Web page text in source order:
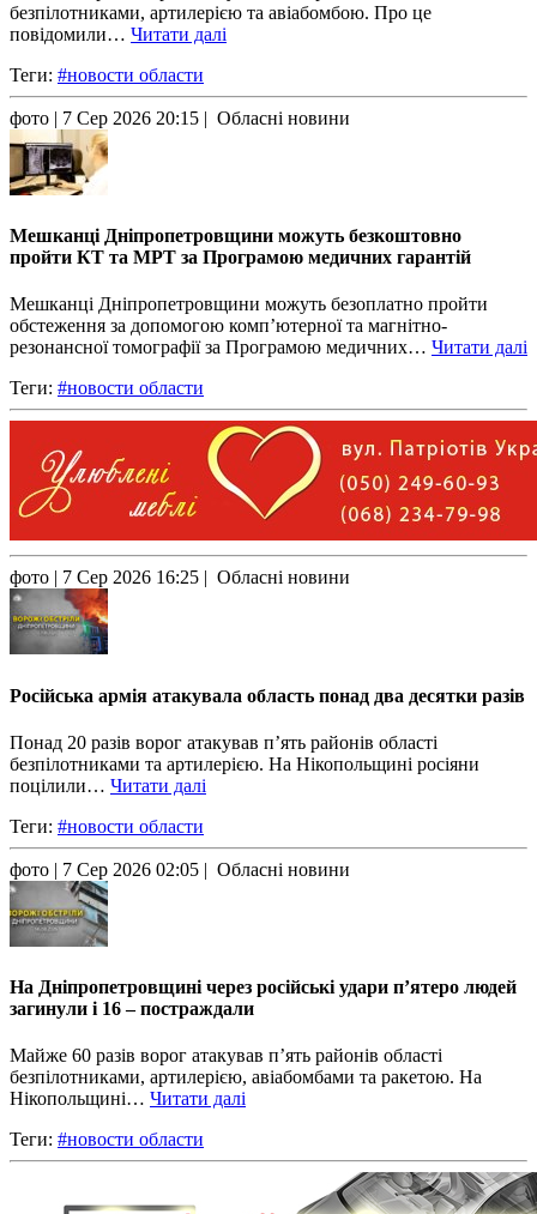
безпілотниками, артилерією та авіабомбою. Про це
повідомили… Читати далі
Теги: #новости области
фото | 7 Сер 2026 20:15 | Обласні новини
Мешканці Дніпропетровщини можуть безкоштовно
пройти КТ та МРТ за Програмою медичних гарантій
Мешканці Дніпропетровщини можуть безоплатно пройти
обстеження за допомогою комп’ютерної та магнітно-
резонансної томографії за Програмою медичних… Читати далі
Теги: #новости области
фото | 7 Сер 2026 16:25 | Обласні новини
Російська армія атакувала область понад два десятки разів
Понад 20 разів ворог атакував п’ять районів області
безпілотниками та артилерією. На Нікопольщині росіяни
поцілили… Читати далі
Теги: #новости области
фото | 7 Сер 2026 02:05 | Обласні новини
На Дніпропетровщині через російські удари п’ятеро людей
загинули і 16 – постраждали
Майже 60 разів ворог атакував п’ять районів області
безпілотниками, артилерією, авіабомбами та ракетою. На
Нікопольщині… Читати далі
Теги: #новости области